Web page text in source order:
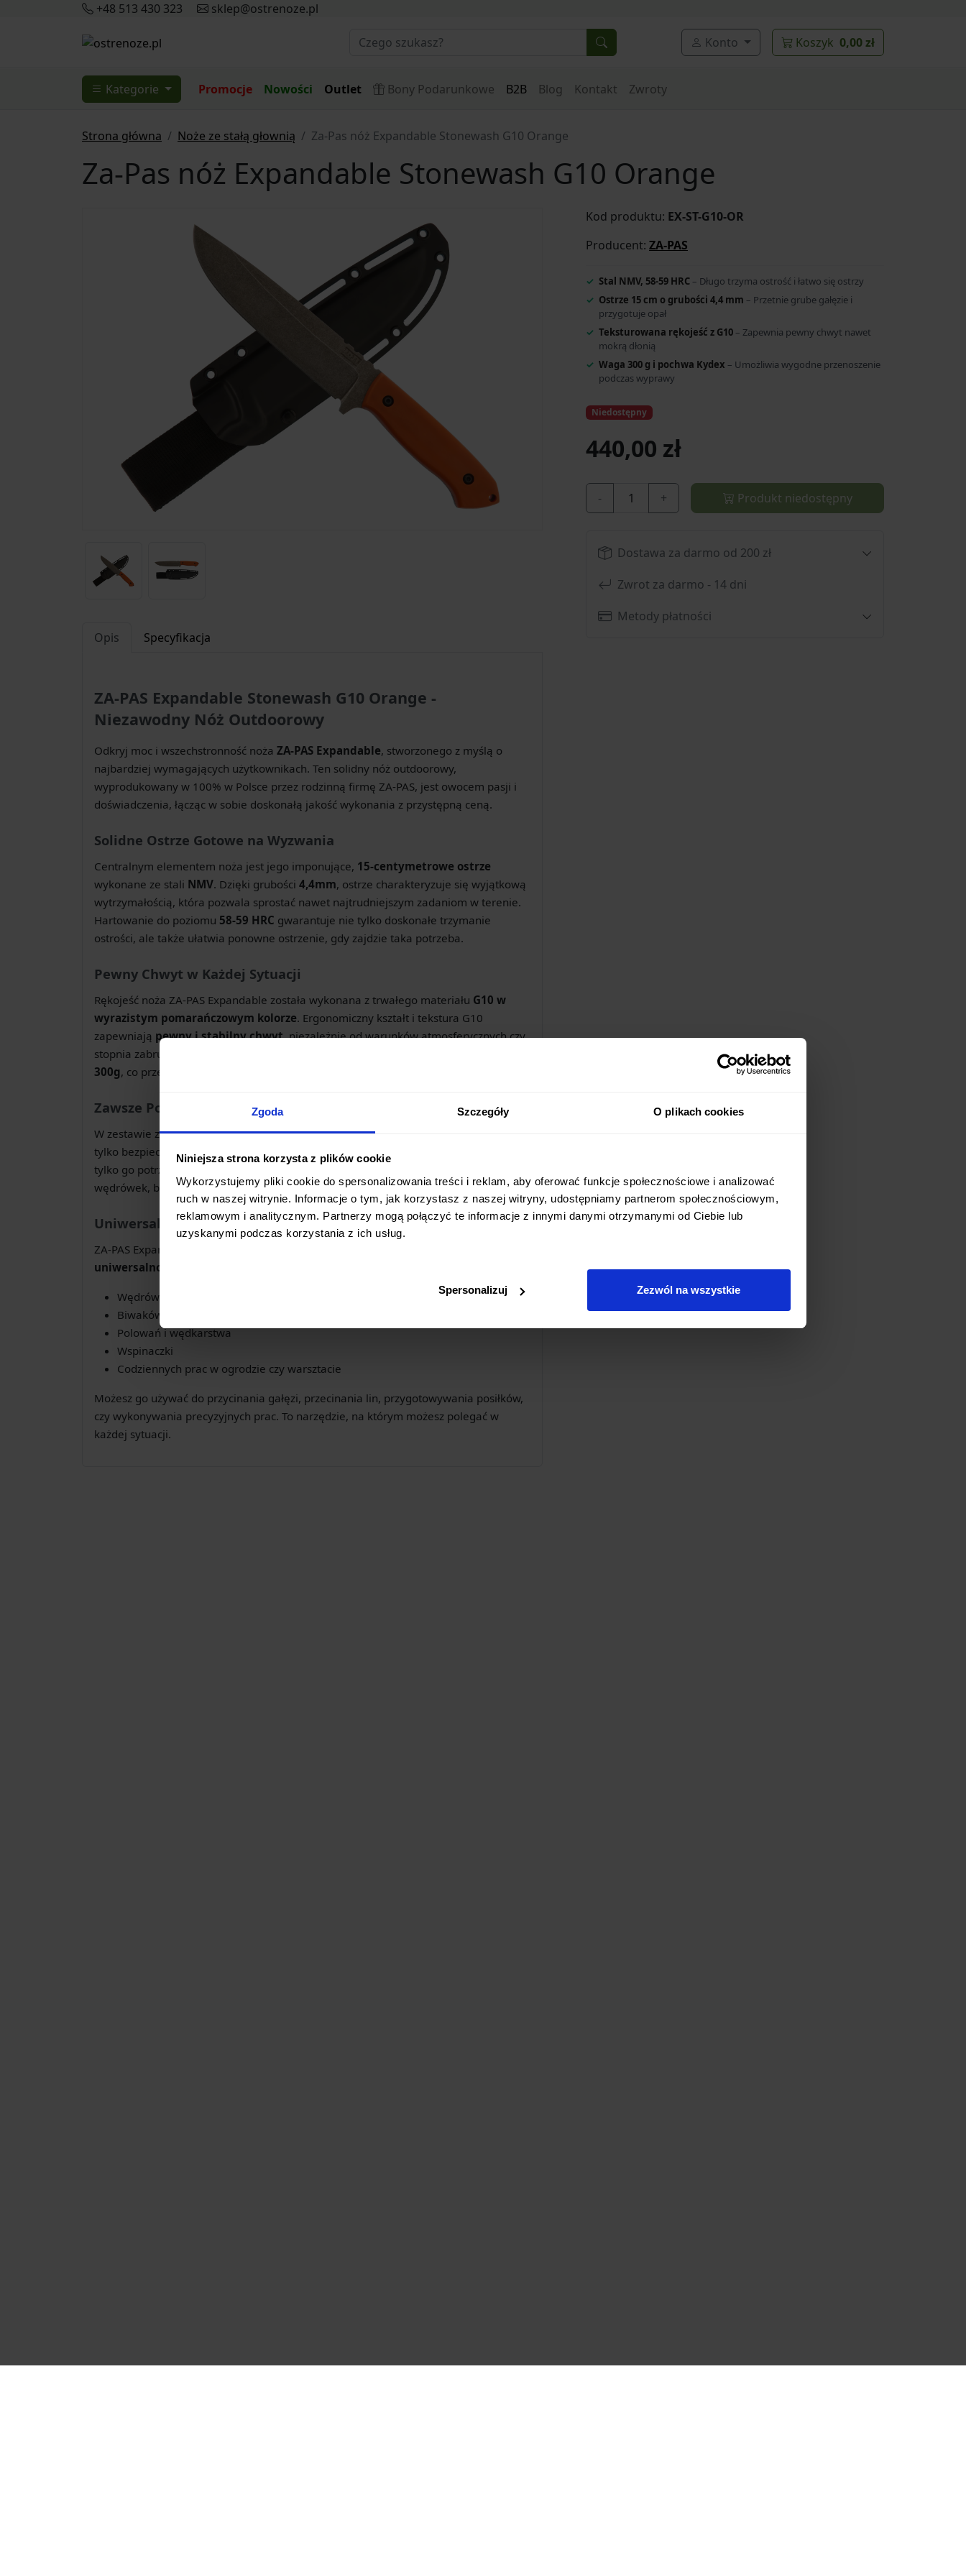
Zgoda Szczegóły O plikach cookies
Niniejsza strona korzysta z plików cookie
Wykorzystujemy pliki cookie do spersonalizowania treści i reklam, aby oferować funkcje społecznościowe i analizować
ruch w naszej witrynie. Informacje o tym, jak korzystasz z naszej witryny, udostępniamy partnerom społecznościowym,
reklamowym i analitycznym. Partnerzy mogą połączyć te informacje z innymi danymi otrzymanymi od Ciebie lub
uzyskanymi podczas korzystania z ich usług.
Spersonalizuj Zezwól na wszystkie
+48 513 430 323 sklep@ostrenoze.pl
Konto Koszyk 0,00 zł
Kategorie Promocje Nowości Outlet Bony Podarunkowe B2B Blog Kontakt Zwroty
Strona główna Noże ze stałą głownią Za-Pas nóż Expandable Stonewash G10 Orange
Za-Pas nóż Expandable Stonewash G10 Orange
Opis Specyfikacja
ZA-PAS Expandable Stonewash G10 Orange -
Niezawodny Nóż Outdoorowy
Odkryj moc i wszechstronność noża ZA-PAS Expandable, stworzonego z myślą o
najbardziej wymagających użytkownikach. Ten solidny nóż outdoorowy,
wyprodukowany w 100% w Polsce przez rodzinną firmę ZA-PAS, jest owocem pasji i
doświadczenia, łącząc w sobie doskonałą jakość wykonania z przystępną ceną.
Solidne Ostrze Gotowe na Wyzwania
Centralnym elementem noża jest jego imponujące, 15-centymetrowe ostrze
wykonane ze stali NMV. Dzięki grubości 4,4mm, ostrze charakteryzuje się wyjątkową
wytrzymałością, która pozwala sprostać nawet najtrudniejszym zadaniom w terenie.
Hartowanie do poziomu 58-59 HRC gwarantuje nie tylko doskonałe trzymanie
ostrości, ale także ułatwia ponowne ostrzenie, gdy zajdzie taka potrzeba.
Pewny Chwyt w Każdej Sytuacji
Rękojeść noża ZA-PAS Expandable została wykonana z trwałego materiału G10 w
wyrazistym pomarańczowym kolorze. Ergonomiczny kształt i tekstura G10
zapewniają pewny i stabilny chwyt, niezależnie od warunków atmosferycznych czy
stopnia zabrudzenia dłoni. Mimo swoich imponujących wymiarów, nóż waży zaledwie
300g, co przekłada się na komfort użytkowania podczas dłuższych wypraw.
Zawsze Pod Ręką
W zestawie z nożem otrzymujesz solidną pochwę wykonaną z
tylko bezpiecznie przechowuje nóż, ale także umożliwia łatwy i szybki dostęp
tylko go potrzebujesz. Jest to idealne rozwiązanie do transportu noża podczas
wędrówek, biwaków czy wspinaczki.
Uniwersalne Narzędzie do Różnorodnych Zadań
ZA-PAS Expandable to nóż, który doskonale sprawdzi się w wielu sytuacjach. Jego
uniwersalność
Wędrówek i trekkingu
Biwaków i survivalu
Polowań i wędkarstwa
Wspinaczki
Codziennych prac w ogrodzie czy warsztacie
Możesz go używać do przycinania gałęzi, przecinania lin, przygotowywania posiłków,
czy wykonywania precyzyjnych prac. To narzędzie, na którym możesz polegać w
każdej sytuacji.
Kod produktu: EX-ST-G10-OR
Producent: ZA-PAS
Stal NMV, 58-59 HRC – Długo trzyma ostrość i łatwo się ostrzy
Ostrze 15 cm o grubości 4,4 mm – Przetnie grube gałęzie i
przygotuje opał
Teksturowana rękojeść z G10 – Zapewnia pewny chwyt nawet
mokrą dłonią
Waga 300 g i pochwa Kydex – Umożliwia wygodne przenoszenie
podczas wyprawy
Niedostępny
440,00 zł
- + Produkt niedostępny
Dostawa za darmo od 200 zł
Zwrot za darmo - 14 dni
Metody płatności